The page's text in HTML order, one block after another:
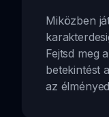
Miközben
Fejtsd meg
betekintést
az